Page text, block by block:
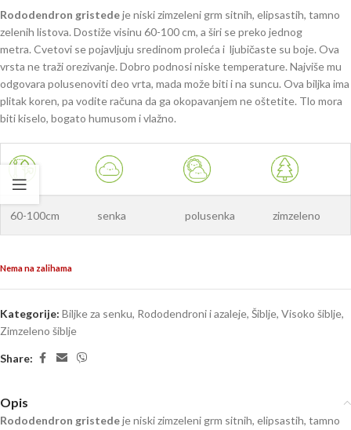
Rododendron gristedeje niski zimzeleni grm sitnih, elipsastih, tamno
zelenih listova. Dostiže visinu 60-100 cm, a širi se preko jednog
metra. Cvetovi se pojavljuju sredinom proleća i ljubičaste su boje. Ova
vrsta ne traži orezivanje. Dobro podnosi niske temperature. Najviše mu
odgovara polusenoviti deo vrta, mada može biti i na suncu. Ova biljka ima
plitak koren, pa vodite računa da ga okopavanjem ne oštetite. Tlo mora
biti kiselo, bogato humusom i vlažno.
60-100cm senka polusenka zimzeleno
Nema na zalihama
Kategorije: Biljke za senku, Rododendroni i azaleje, Šiblje, Visoko šiblje,
Zimzeleno šiblje
Share:
Opis
Rododendron gristedeje niski zimzeleni grm sitnih, elipsastih, tamno